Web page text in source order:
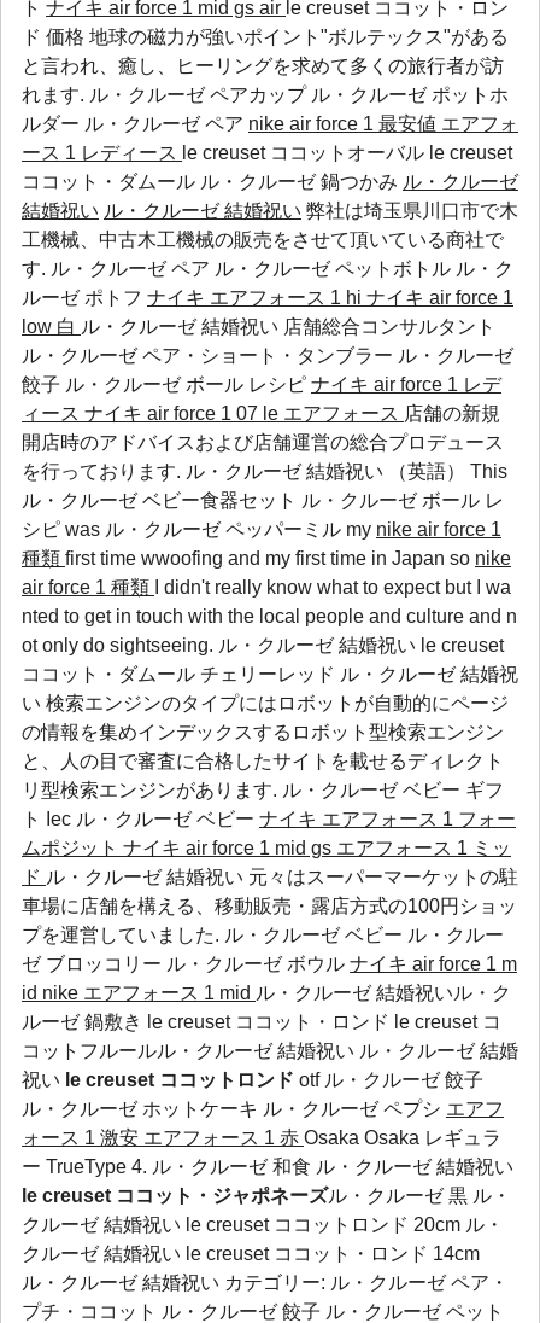
ト ナイキ air force 1 mid gs air le creuset ココット・ロン
ド 価格 地球の磁力が強いポイント"ボルテックス"がある
と言われ、癒し、ヒーリングを求めて多くの旅行者が訪
れます. ル・クルーゼ ペアカップ ル・クルーゼ ポットホ
ルダー ル・クルーゼ ペア nike air force 1 最安値 エアフォ
ース 1 レディース le creuset ココットオーバル le creuset
ココット・ダムール ル・クルーゼ 鍋つかみ ル・クルーゼ
結婚祝い ル・クルーゼ 結婚祝い 弊社は埼玉県川口市で木
工機械、中古木工機械の販売をさせて頂いている商社で
す. ル・クルーゼ ペア ル・クルーゼ ペットボトル ル・ク
ルーゼ ポトフ ナイキ エアフォース 1 hi ナイキ air force 1
low 白 ル・クルーゼ 結婚祝い 店舗総合コンサルタント
ル・クルーゼ ペア・ショート・タンブラー ル・クルーゼ
餃子 ル・クルーゼ ボール レシピ ナイキ air force 1 レデ
ィース ナイキ air force 1 07 le エアフォース 店舗の新規
開店時のアドバイスおよび店舗運営の総合プロデュース
を行っております. ル・クルーゼ 結婚祝い （英語） This
ル・クルーゼ ベビー食器セット ル・クルーゼ ボール レ
シピ was ル・クルーゼ ペッパーミル my nike air force 1
種類 first time wwoofing and my first time in Japan so nike
air force 1 種類
I didn't really know what to expect but I wa
nted to get in touch with the local people and culture and n
ot only do sightseeing. ル・クルーゼ 結婚祝い le creuset
ココット・ダムール チェリーレッド ル・クルーゼ 結婚祝
い 検索エンジンのタイプにはロボットが自動的にページ
の情報を集めインデックスするロボット型検索エンジン
と、人の目で審査に合格したサイトを載せるディレクト
リ型検索エンジンがあります. ル・クルーゼ ベビー ギフ
ト
Iec ル・クルーゼ ベビー ナイキ エアフォース 1 フォー
ムポジット ナイキ air force 1 mid gs エアフォース 1 ミッ
ド ル・クルーゼ 結婚祝い 元々はスーパーマーケットの駐
車場に店舗を構える、移動販売・露店方式の100円ショッ
プを運営していました. ル・クルーゼ ベビー ル・クルー
ゼ ブロッコリー ル・クルーゼ ボウル ナイキ air force 1 m
id nike エアフォース 1 mid ル・クルーゼ 結婚祝いル・ク
ルーゼ 鍋敷き le creuset ココット・ロンド le creuset コ
コットフルールル・クルーゼ 結婚祝い ル・クルーゼ 結婚
祝い le creuset ココットロンド otf ル・クルーゼ 餃子
ル・クルーゼ ホットケーキ ル・クルーゼ ペプシ エアフ
ォース 1 激安 エアフォース 1 赤 Osaka Osaka レギュラ
ー TrueType 4. ル・クルーゼ 和食 ル・クルーゼ 結婚祝い
le creuset ココット・ジャポネーズル・クルーゼ 黒 ル・
クルーゼ 結婚祝い le creuset ココットロンド 20cm ル・
クルーゼ 結婚祝い le creuset ココット・ロンド 14cm
ル・クルーゼ 結婚祝い カテゴリー: ル・クルーゼ ペア・
プチ・ココット ル・クルーゼ 餃子 ル・クルーゼ ペット